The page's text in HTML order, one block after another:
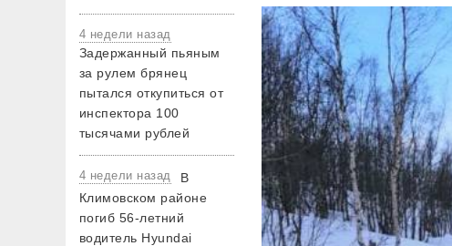
4 недели назад
Задержанный пьяным
за рулем брянец
пытался откупиться от
инспектора 100
тысячами рублей
4 недели назад
В
Климовском районе
погиб 56-летний
водитель Hyundai